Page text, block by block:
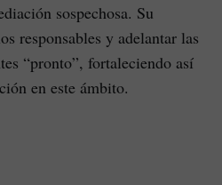
sospechosa. Su
responsables y adelantar las
“pronto”, fortaleciendo así
en este ámbito.